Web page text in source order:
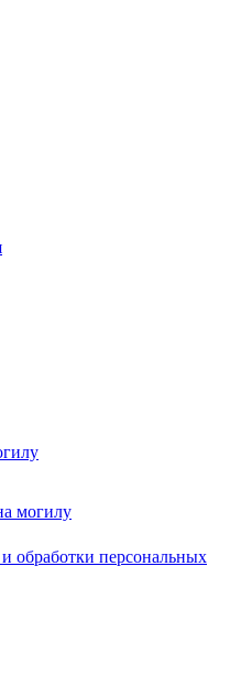
могилу
обработки персональных